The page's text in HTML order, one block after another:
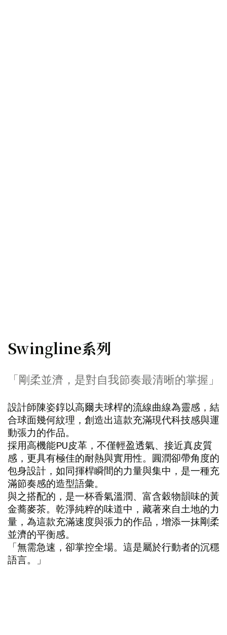
Swingline系列
「剛柔並濟，是對自我節奏最清晰的掌握」
設計師陳姿錞以高爾夫球桿的流線曲線為靈感，結
合球面幾何紋理，創造出這款充滿現代科技感與運
動張力的作品。
採用高機能PU皮革，不僅輕盈透氣、接近真皮質
感，更具有極佳的耐熱與實用性。圓潤卻帶角度的
包身設計，如同揮桿瞬間的力量與集中，是一種充
滿節奏感的造型語彙。
與之搭配的，是一杯香氣溫潤、富含穀物韻味的黃
金蕎麥茶。乾淨純粹的味道中，藏著來自土地的力
量，為這款充滿速度與張力的作品，增添一抹剛柔
並濟的平衡感。
「無需急速，卻掌控全場。這是屬於行動者的沉穩
語言。」